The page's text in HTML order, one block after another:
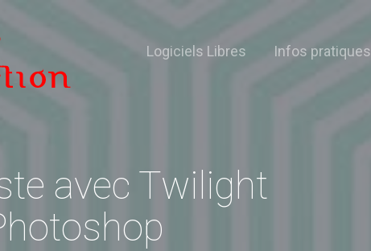
Logiciels Libres Infos pratiques
avec Twilight